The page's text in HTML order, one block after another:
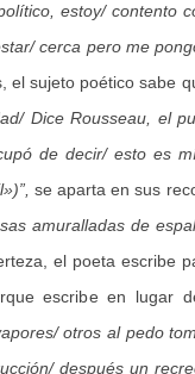
estoy/ contento
cerca pero me
el sujeto poético sabe
Dice Rousseau, el
de decir/ esto es
se aparta en sus
amuralladas de
el poeta escribe
escribe en lugar
otros al pedo
después un